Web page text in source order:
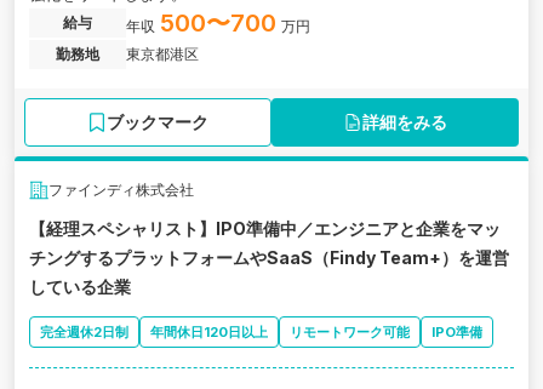
給与 年収 500〜700 万円
勤務地
東京都港区
ブックマーク 詳細をみる
ファインディ株式会社
【経理スペシャリスト】IPO準備中／エンジニアと企業をマッ
チングするプラットフォームやSaaS（Findy Team+）を運営
している企業
完全週休2日制 年間休日120日以上 リモートワーク可能 IPO準備